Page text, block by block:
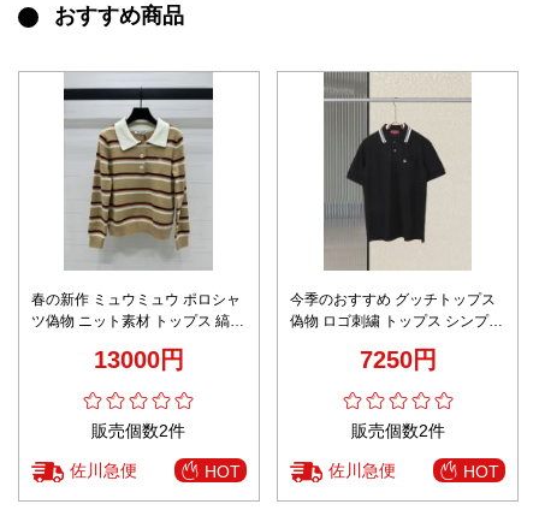
おすすめ商品
春の新作 ミュウミュウ ポロシャ
ツ偽物 ニット素材 トップス 縞模
13000円
販売個数2件
佐川急便 HOT
今季のおすすめ グッチトップス
偽物 ロゴ刺繍 トップス シンプル
7250円
販売個数2件
佐川急便 HOT